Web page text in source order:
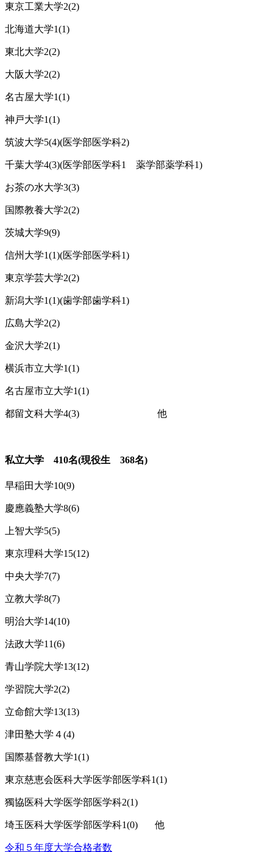
東京工業大学2(2)
北海道大学1(1)
東北大学2(2)
大阪大学2(2)
名古屋大学1(1)
神戸大学1(1)
筑波大学5(4)(医学部医学科2)
千葉大学4(3)(医学部医学科1 薬学部薬学科1)
お茶の水大学3(3)
国際教養大学2(2)
茨城大学9(9)
信州大学1(1)(医学部医学科1)
東京学芸大学2(2)
新潟大学1(1)(歯学部歯学科1)
広島大学2(2)
金沢大学2(1)
横浜市立大学1(1)
名古屋市立大学1(1)
都留文科大学4(3) 他
私立大学 410名(現役生 368名)
早稲田大学10(9)
慶應義塾大学8(6)
上智大学5(5)
東京理科大学15(12)
中央大学7(7)
立教大学8(7)
明治大学14(10)
法政大学11(6)
青山学院大学13(12)
学習院大学2(2)
立命館大学13(13)
津田塾大学４(4)
国際基督教大学1(1)
東京慈恵会医科大学医学部医学科1(1)
獨協医科大学医学部医学科2(1)
埼玉医科大学医学部医学科1(0) 他
令和５年度大学合格者数